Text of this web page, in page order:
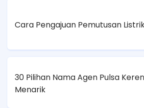
Cara Pengajuan Pemutusan
30 Pilihan Nama Agen Pulsa
Menarik